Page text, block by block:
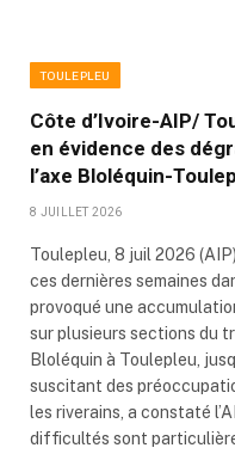
TOULEPLEU
Côte d’Ivoire-AIP/
en évidence des
l’axe Bloléquin-
8 JUILLET 2026
Toulepleu, 8 juil 2026
ces dernières semaines
provoqué une
sur plusieurs sections du
Bloléquin à Toulepleu,
suscitant des
les riverains, a constaté
difficultés sont